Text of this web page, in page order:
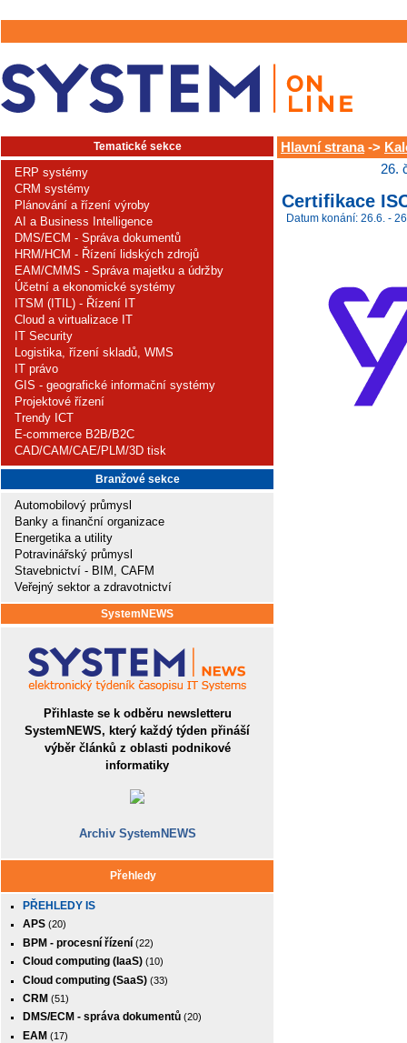
Tematické sekce
ERP systémy
CRM systémy
Plánování a řízení výroby
AI a Business Intelligence
DMS/ECM - Správa dokumentů
HRM/HCM - Řízení lidských zdrojů
EAM/CMMS - Správa majetku a údržby
Účetní a ekonomické systémy
ITSM (ITIL) - Řízení IT
Cloud a virtualizace IT
IT Security
Logistika, řízení skladů, WMS
IT právo
GIS - geografické informační systémy
Projektové řízení
Trendy ICT
E-commerce B2B/B2C
CAD/CAM/CAE/PLM/3D tisk
Branžové sekce
Automobilový průmysl
Banky a finanční organizace
Energetika a utility
Potravinářský průmysl
Stavebnictví - BIM, CAFM
Veřejný sektor a zdravotnictví
SystemNEWS
Přihlaste se k odběru newsletteru
SystemNEWS, který každý týden přináší
výběr článků z oblasti podnikové
informatiky
Archiv SystemNEWS
Přehledy
PŘEHLEDY IS
APS (20)
BPM - procesní řízení (22)
Cloud computing (IaaS) (10)
Cloud computing (SaaS) (33)
CRM (51)
DMS/ECM - správa dokumentů (20)
EAM (17)
Hlavní strana->
26.
Certifikace
Datum konání: 26.6. -